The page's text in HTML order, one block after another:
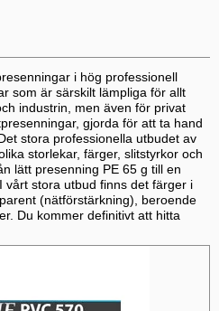
i hög professionell
som är särskilt lämpliga för allt
industrin, men även för privat
gjorda för att ta hand
stora professionella utbudet av
storlekar, färger, slitstyrkor och
lätt presenning PE 65 g till en
vårt stora utbud finns det färger i
(nätförstärkning), beroende
Du kommer definitivt att hitta